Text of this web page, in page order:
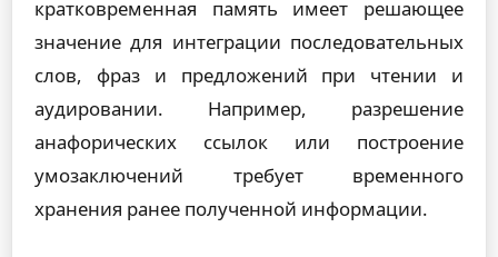
кратковременная память имеет решающее
значение для интеграции последовательных
слов, фраз и предложений при чтении и
аудировании. Например, разрешение
анафорических ссылок или построение
умозаключений требует временного
хранения ранее полученной информации.